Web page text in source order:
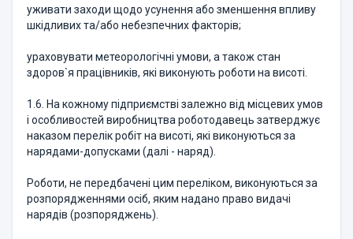
уживати заходи щодо усунення або зменшення впливу
шкідливих та/або небезпечних факторів;
ураховувати метеорологічні умови, а також стан
здоров`я працівників, які виконують роботи на висоті.
1.6. На кожному підприємстві залежно від місцевих умов
і особливостей виробництва роботодавець затверджує
наказом перелік робіт на висоті, які виконуються за
нарядами-допусками (далі - наряд).
Роботи, не передбачені цим переліком, виконуються за
розпорядженнями осіб, яким надано право видачі
нарядів (розпоряджень).